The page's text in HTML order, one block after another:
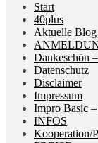
Start
40plus
Aktuelle
Dankeschön
Datenschutz
Disclaimer
Impressum
Impro Basic
INFOS
Kooperation/